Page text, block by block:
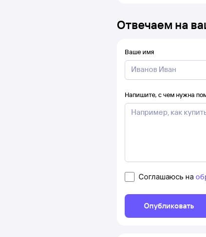
Отвечаем на
Ваше имя
Напишите, с чем нужна
Соглашаюсь на
Опубликовать